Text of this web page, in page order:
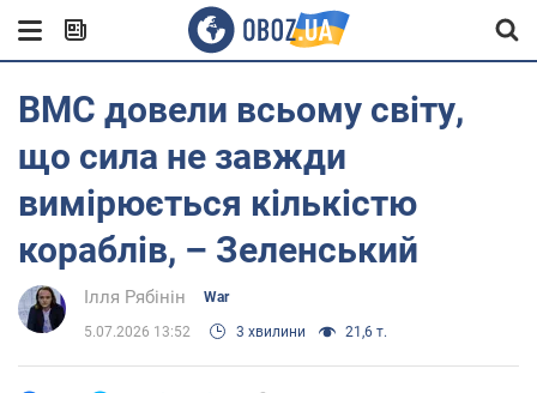
ВМС довели всьому світу,
що сила не завжди
вимірюється кількістю
кораблів, – Зеленський
Ілля Рябінін War
5.07.2026 13:52 3 хвилини 21,6 т.